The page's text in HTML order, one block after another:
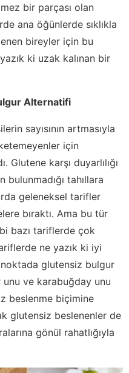
bir parçası olan
ana öğünlerde sıklıkla
bireyler için bu
ki uzak kalınan bir
Alternatifi
sayısının artmasıyla
için
karşı duyarlılığı
tahıllara
geleneksel tarifler
bıraktı. Ama bu tür
bazı tariflerde çok
ne yazık ki iyi
glutensiz bulgur
ve karabuğday unu
beslenme biçimine
glutensiz beslenenler de
gönül rahatlığıyla